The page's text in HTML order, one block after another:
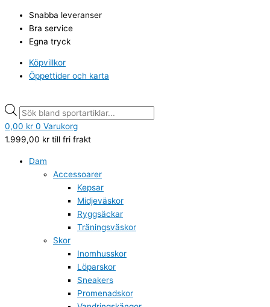
innehåll
Snabba leveranser
Bra service
Egna tryck
Köpvillkor
Öppettider och karta
search
0,00 kr 0 Varukorg
1.999,00 kr till fri frakt
Dam
Accessoarer
Kepsar
Midjeväskor
Ryggsäckar
Träningsväskor
Skor
Inomhusskor
Löparskor
Sneakers
Promenadskor
search
Armour
Rival
Fleece
Joggers